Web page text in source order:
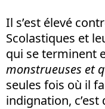
Il s’est élevé
Scolastiques et
qui se terminent
monstrueuses et
seules fois où il
indignation,